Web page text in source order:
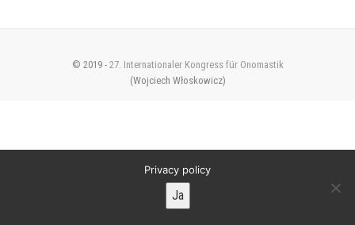
© 2019 - 27. Internationaler Kongress für Onomastik
(Wojciech Włoskowicz)
Privacy policy
Ja